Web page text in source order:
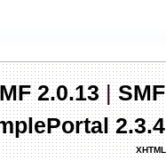
10:02:33
с
05:22:56
2.0.13|
XHTML